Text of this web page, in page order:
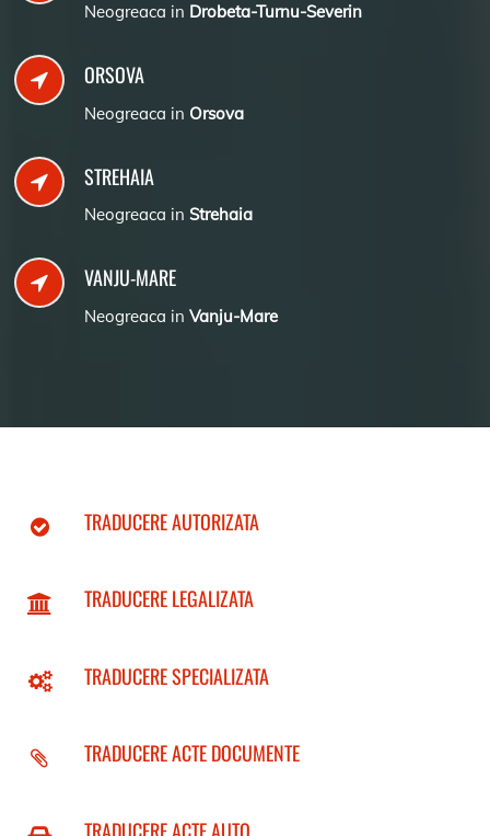
Neogreaca in Drobeta-Turnu-Severin
ORSOVA
Neogreaca in Orsova
STREHAIA
Neogreaca in Strehaia
VANJU-MARE
Neogreaca in Vanju-Mare
TRADUCERE AUTORIZATA
TRADUCERE LEGALIZATA
TRADUCERE SPECIALIZATA
TRADUCERE ACTE DOCUMENTE
TRADUCERE ACTE AUTO